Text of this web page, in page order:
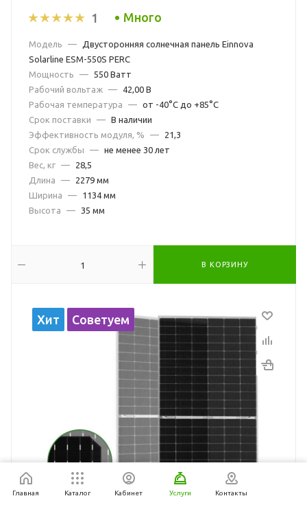
1 Много
Модель —
Двусторонняя солнечная панель Einnova
Solarline ESM-550S PERC
Мощность
— 550 Ватт
Рабочий вольтаж —
42,00 В
Рабочая температура
— от -40°С до +85°С
Срок поставки
— В наличии
Эффективность модуля, %
—
21,3
Срок службы
— не менее 30 лет
Вес, кг —
28,5
Длина
—
2279 мм
Ширина
—
1134 мм
Высота
— 35 мм
В КОРЗИНУ
Хит Советуем
Главная Каталог Кабинет Услуги Контакты